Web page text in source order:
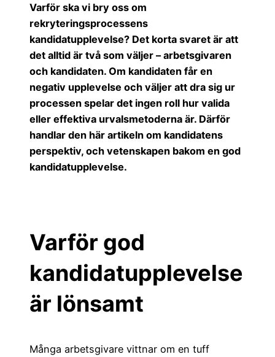
c
e
b
o
o
k
itt
er
k
e
dI
n
a
Varför ska vi bry oss om
rekryteringsprocessens
kandidatupplevelse? Det korta svaret är att
det alltid är två som väljer – arbetsgivaren
och kandidaten. Om kandidaten får en
negativ upplevelse och väljer att dra sig ur
processen spelar det ingen roll hur valida
eller effektiva urvalsmetoderna är. Därför
handlar den här artikeln om kandidatens
perspektiv, och vetenskapen bakom en god
kandidatupplevelse.
Varför god
kandidatupplevelse
är lönsamt
Många arbetsgivare vittnar om en tuff